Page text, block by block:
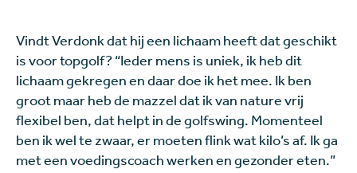
Vindt Verdonk dat hij een lichaam heeft dat geschikt
is voor topgolf? “Ieder mens is uniek, ik heb dit
lichaam gekregen en daar doe ik het mee. Ik ben
groot maar heb de mazzel dat ik van nature vrij
flexibel ben, dat helpt in de golfswing. Momenteel
ben ik wel te zwaar, er moeten flink wat kilo’s af. Ik ga
met een voedingscoach werken en gezonder eten.”